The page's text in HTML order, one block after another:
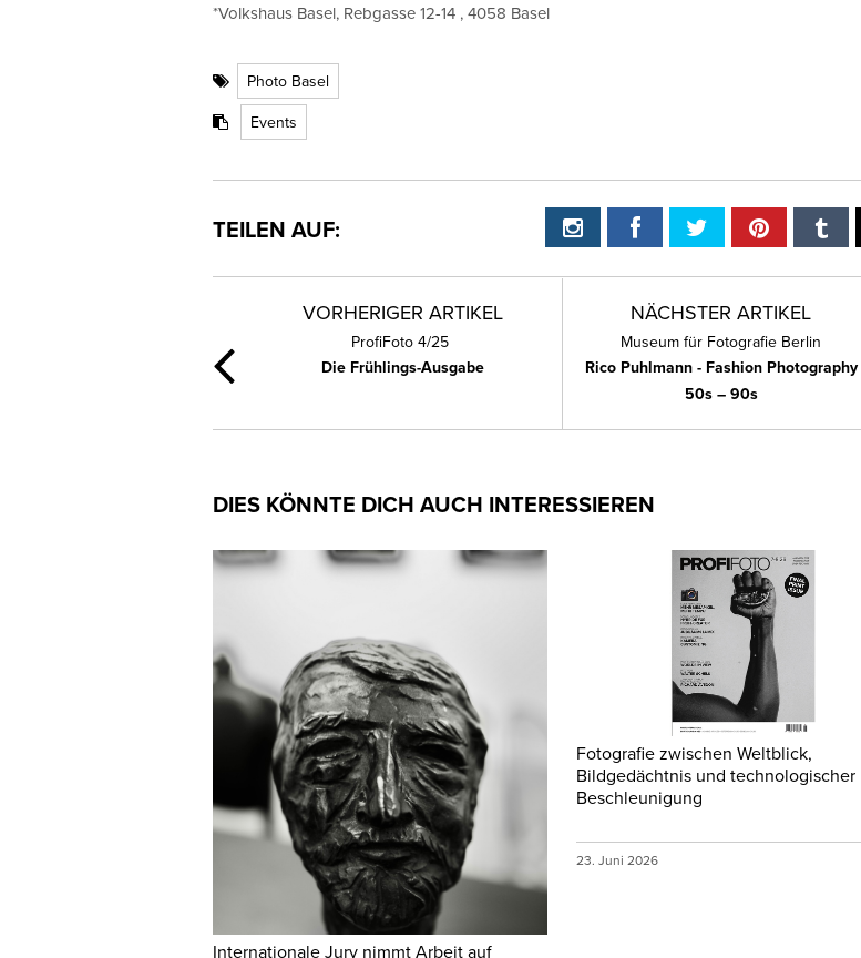
*Volkshaus Basel, Rebgasse 12-14 , 4058 Basel
Photo Basel
Events
TEILEN AUF:
VORHERIGER ARTIKEL
ProfiFoto 4/25
Die Frühlings-Ausgabe
NÄCHSTER ARTIKEL
Museum für Fotografie Berlin
Rico Puhlmann - Fashion Photography
50s – 90s
DIES KÖNNTE DICH AUCH INTERESSIEREN
Internationale Jury nimmt Arbeit auf
Fotografie zwischen Weltblick,
Bildgedächtnis und technologischer
Beschleunigung
23. Juni 2026